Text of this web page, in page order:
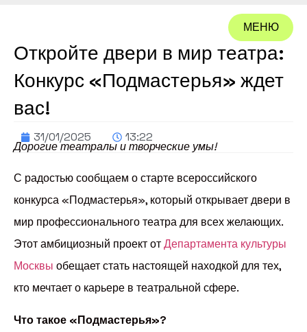
МЕНЮ
ЗАКРЫТЬ
Откройте двери в мир театра:
Конкурс «Подмастерья» ждет
вас!
31/01/2025 13:22
Дорогие театралы и творческие умы!
С радостью сообщаем о старте всероссийского
конкурса «Подмастерья», который открывает двери в
мир профессионального театра для всех желающих.
Этот амбициозный проект отДепартамента культуры
Москвы обещает стать настоящей находкой для тех,
кто мечтает о карьере в театральной сфере.
Что такое «Подмастерья»?